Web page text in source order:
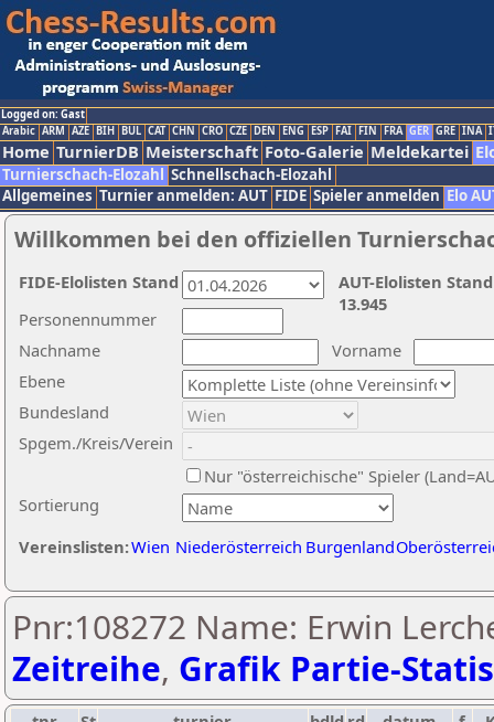
Logged on: Gast
Arabic ARM AZE BIH BUL CAT CHN CRO CZE DEN ENG ESP FAI FIN FRA GER GRE INA
Home TurnierDB Meisterschaft Foto-Galerie Meldekartei
Turnierschach-Elozahl Schnellschach-Elozahl
Allgemeines Turnier anmelden: AUT FIDE Spieler anmelden Elo
Willkommen bei den offiziellen
Nachname
Vorname
Ebene
Sortierung
Personennummer
Bundesland
Spgem./Kreis/Verein
Nur "österreichische" Spieler
Vereinslisten:Wien Niederösterreich Burgenland
AUT-Elolisten
13.945
FIDE-Elolisten Stand
Pnr:108272 Name: Erwin
Zeitreihe, Grafik Partie-